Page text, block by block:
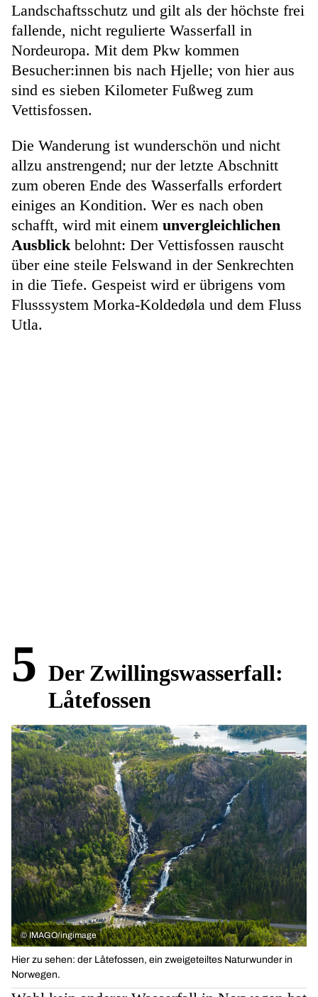
Landschaftsschutz und gilt als der höchste frei
fallende, nicht regulierte Wasserfall in
Nordeuropa. Mit dem Pkw kommen
Besucher:innen bis nach Hjelle; von hier aus
sind es sieben Kilometer Fußweg zum
Vettisfossen.
Die Wanderung ist wunderschön und nicht
allzu anstrengend; nur der letzte Abschnitt
zum oberen Ende des Wasserfalls erfordert
einiges an Kondition. Wer es nach oben
schafft, wird mit einem unvergleichlichen
Ausblick belohnt: Der Vettisfossen rauscht
über eine steile Felswand in der Senkrechten
in die Tiefe. Gespeist wird er übrigens vom
Flusssystem Morka-Koldedøla und dem Fluss
Utla.
5 Der Zwillingswasserfall:
Låtefossen
© IMAGO/ingimage
Hier zu sehen: der Låtefossen, ein zweigeteiltes Naturwunder in
Norwegen.